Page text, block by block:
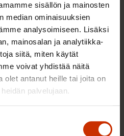
sisällön ja mainosten
median ominaisuuksien
analysoimiseen. Lisäksi
mainosalan ja analytiikka-
siitä, miten käytät
voivat yhdistää näitä
olet antanut heille tai joita on
palvelujaan.
maksettava lomakorvaus
saamisen
jo kahden kuukauden
pidennetään